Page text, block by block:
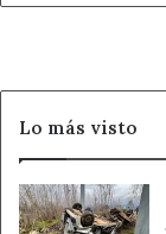
Lo más visto